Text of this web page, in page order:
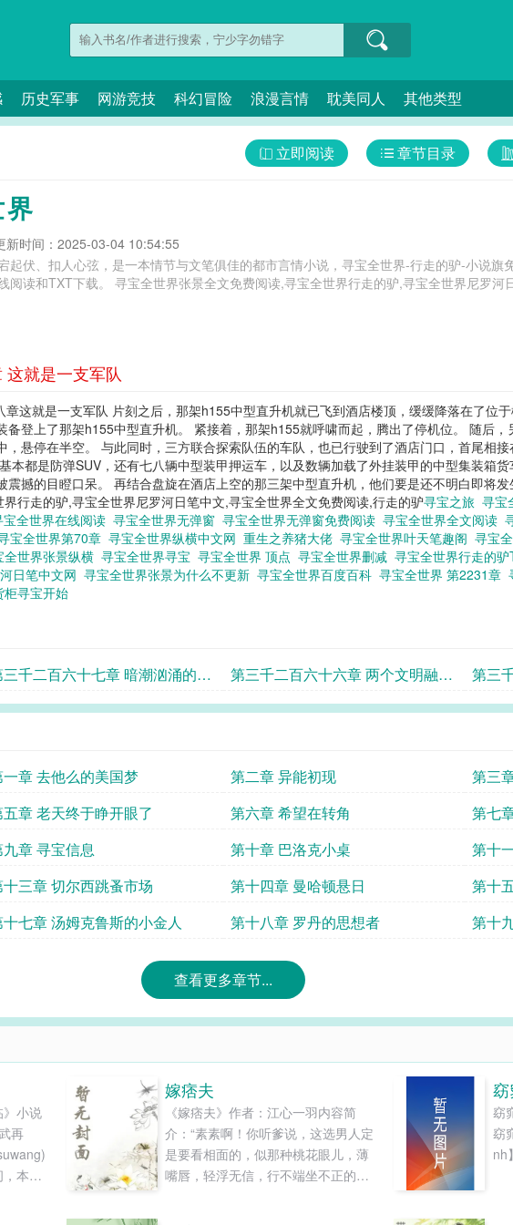
历史军事 网游竞技 科幻冒险 浪漫言情 耽美同人 其他类型
章节目录
立即阅读
新时间：2025-03-04 10:54:55
起伏、扣人心弦，是一本情节与文笔俱佳的都市言情小说，寻宝全世界-行走的驴-小说旗
宝全世界行走的驴,寻宝全世界尼罗河日笔中文,寻宝全世界全文免
这就是一支军队
这就是一支军队 片刻之后，那架h155中型直升机就已飞到酒店楼顶，缓缓降落在了位
登上了那架h155中型直升机。 紧接着，那架h155就呼啸而起，腾出了停机位。 随后
悬停在半空。 与此同时，三方联合探索队伍的车队，也已行驶到了酒店门口，首尾相
本都是防弹SUV，还有七八辆中型装甲押运车，以及数辆加载了外挂装甲的中型集装箱
撼的目瞪口呆。 再结合盘旋在酒店上空的那三架中型直升机，他们要是还不明白即将
行走的驴,寻宝全世界尼罗河日笔中文,寻宝全世界全文免费阅读,行走的驴寻宝之旅 寻宝
宝全世界在线阅读 寻宝全世界无弹窗 寻宝全世界无弹窗免费阅读 寻宝全世界全文阅读
宝全世界第70章 寻宝全世界纵横中文网 重生之养猪大佬 寻宝全世界叶天笔趣阁 寻宝
全世界张景纵横 寻宝全世界寻宝 寻宝全世界 顶点 寻宝全世界删减 寻宝全世界行走的
日笔中文网 寻宝全世界张景为什么不更新 寻宝全世界百度百科 寻宝全世界 第2231章
柜寻宝开始
千二百六十七章 暗潮汹涌的城
第三千二百六十六章 两个文明融合
的证物
第三
遍地
章 去他么的美国梦 第二章 异能初现
第三
章 老天终于睁开眼了 第六章 希望在转角
第七
章 寻宝信息 第十章 巴洛克小桌
第十
三章 切尔西跳蚤市场 第十四章 曼哈顿悬日
第十
七章 汤姆克鲁斯的小金人 第十八章 罗丹的思想者 第十
查看更多章节...
》小说
再
本站
嫁痞夫
《嫁痞夫》作者：江心一羽内容简
介：“素素啊！你听爹说，这选男人定
是要看相面的，似那种桃花眼儿，薄
嘴唇，轻浮无信，行不端坐不正的男
窈
窈
nh